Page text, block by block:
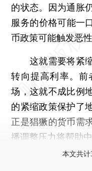
的状态。因为通胀
服务的价格可能一
币政策可能触发恶
这就需要将紧缩
转向提高利率。
场，这就不成比例
的紧缩政策保护了
正是猖獗的货币需
播调整压力将帮助
本文共计